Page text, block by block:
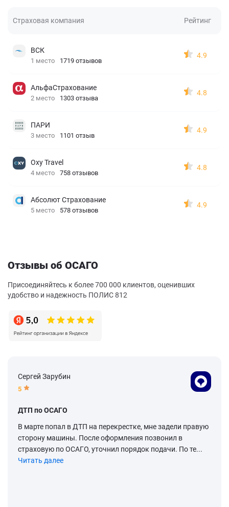
Страховая компания Рейтинг
ВСК
1 место 1719 отзывов
4.9
АльфаСтрахование
2 место 1303 отзыва
4.8
ПАРИ
3 место 1101 отзыв
4.9
Oxy Travel
4 место 758 отзывов
4.8
Абсолют Страхование
5 место 578 отзывов
4.9
Отзывы об ОСАГО
Присоединяйтесь к более 700 000 клиентов, оценивших
удобство и надежность ПОЛИС 812
Сергей Зарубин
5
ДТП по ОСАГО
В марте попал в ДТП на перекрестке, мне задели правую
сторону машины. После оформления позвонил в
страховую по ОСАГО, уточнил порядок подачи. По те...
Читать далее